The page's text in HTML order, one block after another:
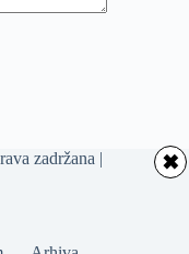
zadržana |
✖